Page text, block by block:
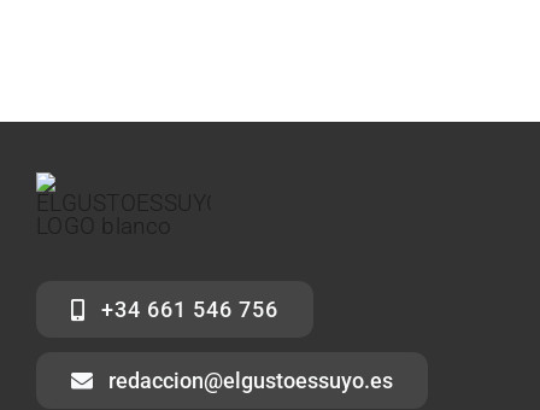
+34 661 546 756
redaccion@elgustoessuyo.es